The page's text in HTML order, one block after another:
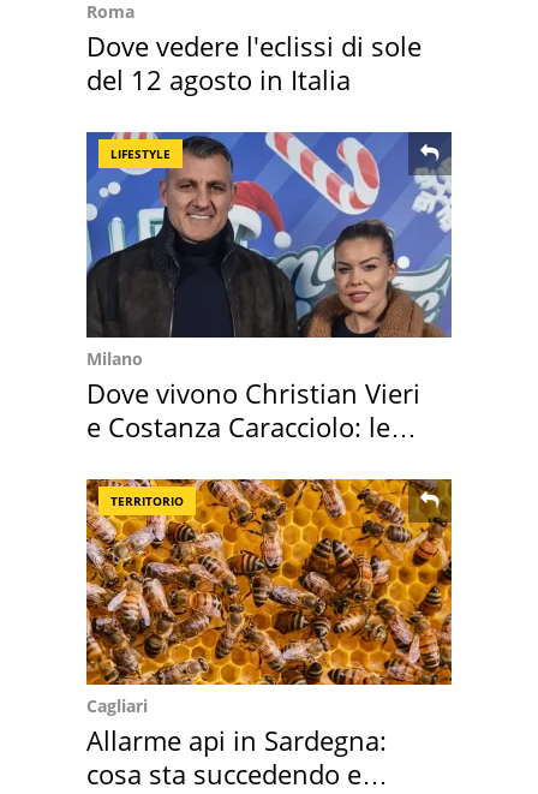
Roma
Dove vedere l'eclissi di sole
del 12 agosto in Italia
LIFESTYLE
Milano
Dove vivono Christian Vieri
e Costanza Caracciolo: le
TERRITORIO
Cagliari
Allarme api in Sardegna:
cosa sta succedendo e